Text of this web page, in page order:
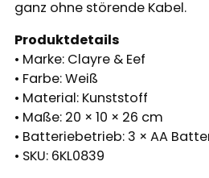
ganz ohne störende Kabel.
Produktdetails
• Marke: Clayre & Eef
• Farbe: Weiß
• Material: Kunststoff
• Maße: 20 × 10 × 26 cm
• Batteriebetrieb: 3 × AA
• SKU: 6KL0839